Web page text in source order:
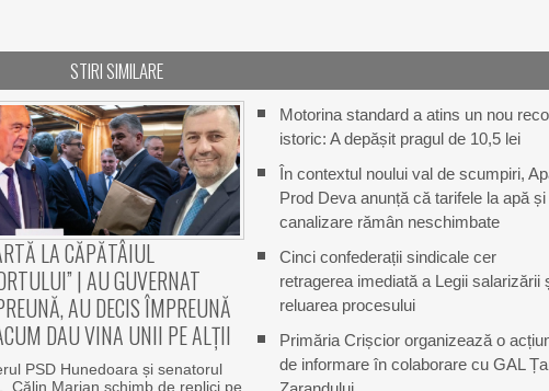
STIRI SIMILARE
LA CĂPĂTÂIUL
| AU GUVERNAT
AU DECIS ÎMPREUNĂ
DAU VINA UNII PE ALȚII
PSD Hunedoara și senatorul
Călin Marian schimb de replici pe
Motorina standard a atins un nou
istoric: A depășit pragul de 10,5 lei
În contextul noului val de scumpiri,
Prod Deva anunță că tarifele la apă și
canalizare rămân neschimbate
Cinci confederații sindicale cer
retragerea imediată a Legii salarizării
reluarea procesului
Primăria Crișcior organizează o
de informare în colaborare cu GAL